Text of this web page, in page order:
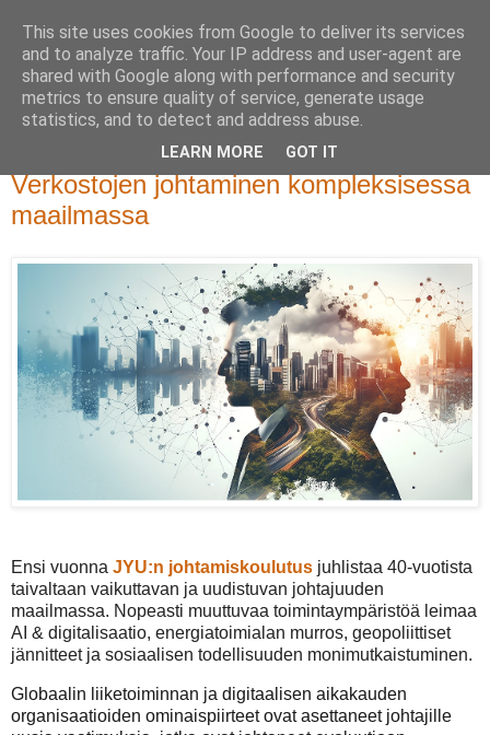
Verkostojen johtaminen kompleksisessa
maailmassa
Ensi vuonna JYU:n johtamiskoulutus juhlistaa 40-vuotista
taivaltaan vaikuttavan ja uudistuvan johtajuuden
maailmassa. Nopeasti muuttuvaa toimintaympäristöä leimaa
AI & digitalisaatio, energiatoimialan murros, geopoliittiset
jännitteet ja sosiaalisen todellisuuden monimutkaistuminen.
Globaalin liiketoiminnan ja digitaalisen aikakauden
organisaatioiden ominaispiirteet ovat asettaneet johtajille
This site uses cookies from Google to deliver its services
and to analyze traffic. Your IP address and user-agent are
shared with Google along with performance and security
metrics to ensure quality of service, generate usage
statistics, and to detect and address abuse.
LEARN MORE GOT IT